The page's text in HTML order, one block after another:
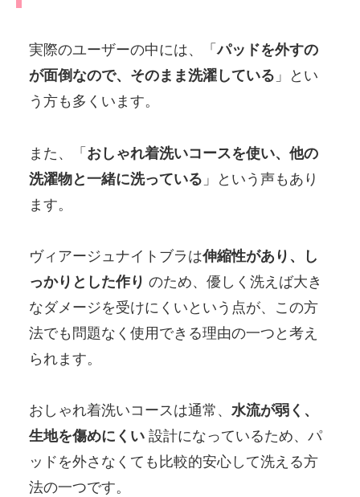
実際のユーザーの中には、「パッドを外すの
が面倒なので、そのまま洗濯している 」とい
う方も多くいます。
また、「 おしゃれ着洗いコースを使い、他の
洗濯物と一緒に洗っている 」という声もあり
ます。
ヴィアージュナイトブラは伸縮性があり、し
っかりとした作り のため、優しく洗えば大き
なダメージを受けにくいという点が、この方
法でも問題なく使用できる理由の一つと考え
られます。
おしゃれ着洗いコースは通常、 水流が弱く、
生地を傷めにくい 設計になっているため、パ
ッドを外さなくても比較的安心して洗える方
法の一つです。